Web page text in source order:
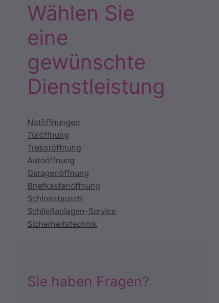
Wählen Sie
eine
gewünschte
Dienstleistung
Notöffnungen
Türöffnung
Tresoröffnung
Autoöffnung
Garagenöffnung
Briefkastenöffnung
Schlosstausch
Schließanlagen-Service
Sicherheitstechnik
Sie haben Fragen?